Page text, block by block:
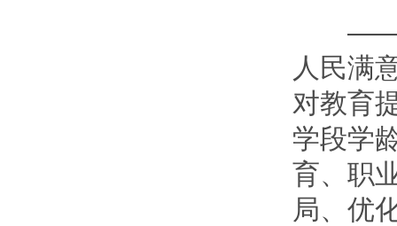
——我
人民满
对教育
学段学
育、职
局、优